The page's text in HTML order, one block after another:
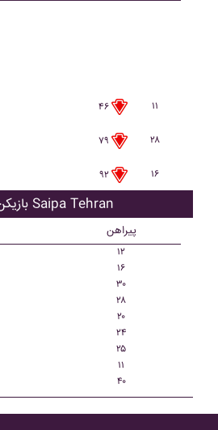
۴۶
۱۱
۷۹
۲۸
۹۲ ۱۶
بازیکن ذحیره Saipa Tehran
پیراهن
۱۲
۱۶
۳۰
۲۸
۲۰
۲۴
۲۵
۱۱
۴۰